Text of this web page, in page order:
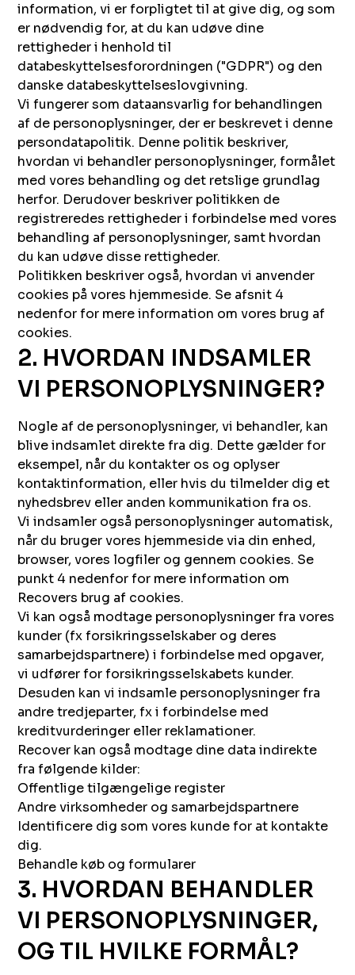
information, vi er forpligtet til at give dig, og som
er nødvendig for, at du kan udøve dine
rettigheder i henhold til
databeskyttelsesforordningen ("GDPR") og den
danske databeskyttelseslovgivning.
Vi fungerer som dataansvarlig for behandlingen
af de personoplysninger, der er beskrevet i denne
persondatapolitik. Denne politik beskriver,
hvordan vi behandler personoplysninger, formålet
med vores behandling og det retslige grundlag
herfor. Derudover beskriver politikken de
registreredes rettigheder i forbindelse med vores
behandling af personoplysninger, samt hvordan
du kan udøve disse rettigheder.
Politikken beskriver også, hvordan vi anvender
cookies på vores hjemmeside. Se afsnit 4
nedenfor for mere information om vores brug af
cookies.
2. HVORDAN INDSAMLER
VI PERSONOPLYSNINGER?
Nogle af de personoplysninger, vi behandler, kan
blive indsamlet direkte fra dig. Dette gælder for
eksempel, når du kontakter os og oplyser
kontaktinformation, eller hvis du tilmelder dig et
nyhedsbrev eller anden kommunikation fra os.
Vi indsamler også personoplysninger automatisk,
når du bruger vores hjemmeside via din enhed,
browser, vores logfiler og gennem cookies. Se
punkt 4 nedenfor for mere information om
Recovers brug af cookies.
Vi kan også modtage personoplysninger fra vores
kunder (fx forsikringsselskaber og deres
samarbejdspartnere) i forbindelse med opgaver,
vi udfører for forsikringsselskabets kunder.
Desuden kan vi indsamle personoplysninger fra
andre tredjeparter, fx i forbindelse med
kreditvurderinger eller reklamationer.
Recover kan også modtage dine data indirekte
fra følgende kilder:
Offentlige tilgængelige register
Andre virksomheder og samarbejdspartnere
Identificere dig som vores kunde for at kontakte
dig.
Behandle køb og formularer
3. HVORDAN BEHANDLER
VI PERSONOPLYSNINGER,
OG TIL HVILKE FORMÅL?